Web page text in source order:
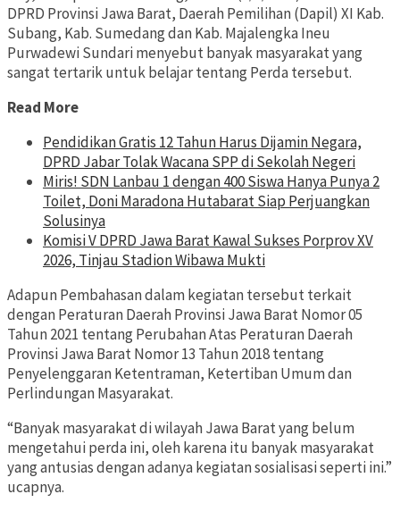
DPRD Provinsi Jawa Barat, Daerah Pemilihan (Dapil) XI Kab.
Subang, Kab. Sumedang dan Kab. Majalengka Ineu
Purwadewi Sundari menyebut banyak masyarakat yang
sangat tertarik untuk belajar tentang Perda tersebut.
Read More
Pendidikan Gratis 12 Tahun Harus Dijamin Negara,
DPRD Jabar Tolak Wacana SPP di Sekolah Negeri
Miris! SDN Lanbau 1 dengan 400 Siswa Hanya Punya 2
Toilet, Doni Maradona Hutabarat Siap Perjuangkan
Solusinya
Komisi V DPRD Jawa Barat Kawal Sukses Porprov XV
2026, Tinjau Stadion Wibawa Mukti
Adapun Pembahasan dalam kegiatan tersebut terkait
dengan Peraturan Daerah Provinsi Jawa Barat Nomor 05
Tahun 2021 tentang Perubahan Atas Peraturan Daerah
Provinsi Jawa Barat Nomor 13 Tahun 2018 tentang
Penyelenggaran Ketentraman, Ketertiban Umum dan
Perlindungan Masyarakat.
“Banyak masyarakat di wilayah Jawa Barat yang belum
mengetahui perda ini, oleh karena itu banyak masyarakat
yang antusias dengan adanya kegiatan sosialisasi seperti ini.”
ucapnya.